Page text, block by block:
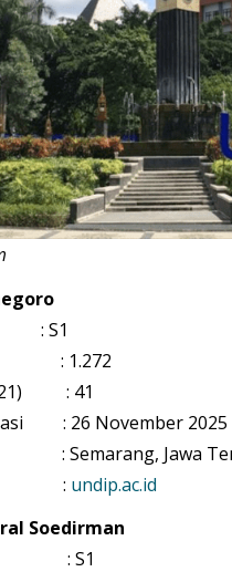
S1
: 1.272
: 41
: 26 November 2025
Semarang, Jawa
: undip.ac.id
Soedirman
S1